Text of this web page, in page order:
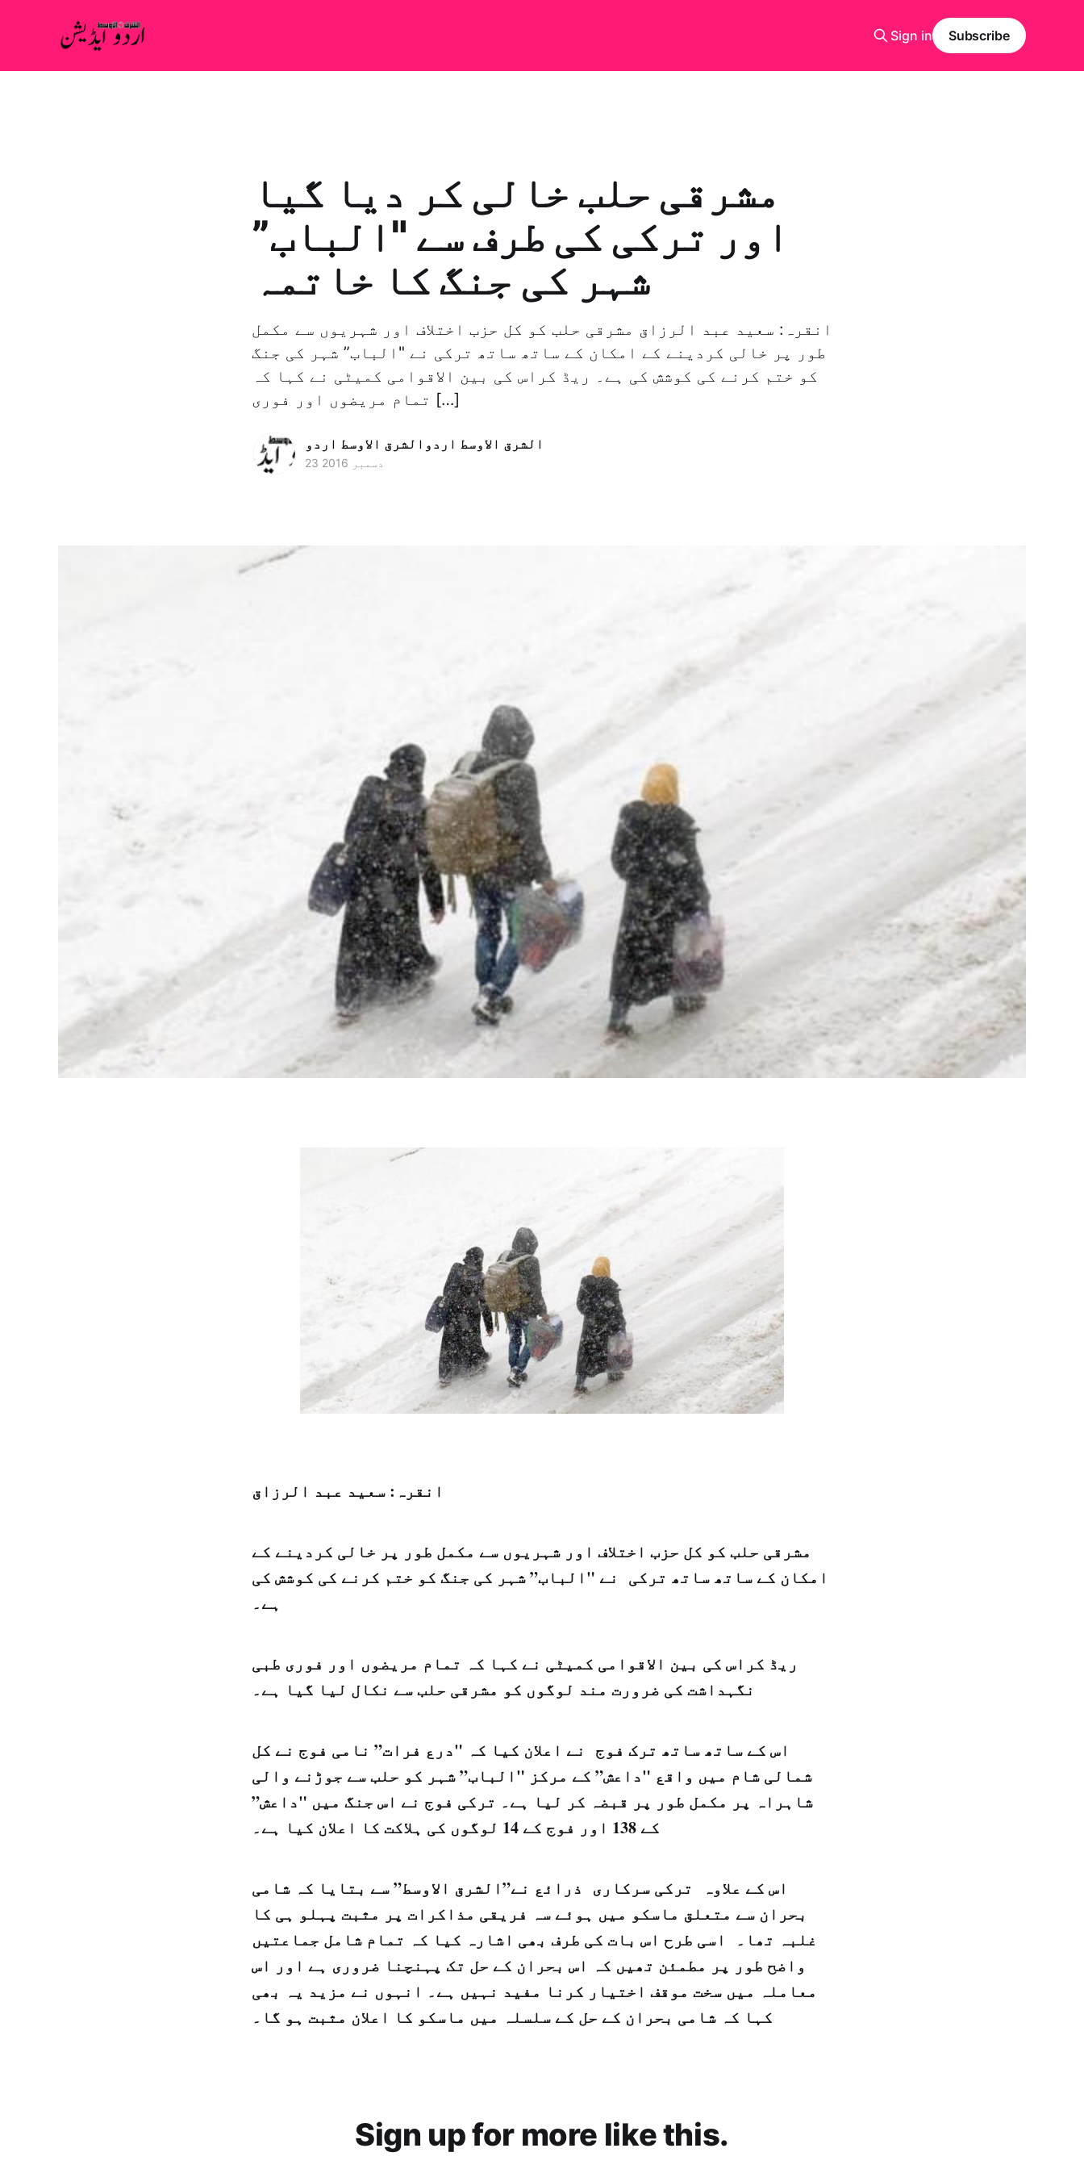
Sign in Subscribe
مشرقی حلب خالی کر دیا گیا
اور ترکی کی طرف سے "الباب”
شہر کی جنگ کا خاتمہ
انقرہ: سعید عبد الرزاق مشرقی حلب کو کل حزب اختلاف اور شہریوں سے مکمل
طور پر خالی کردینے کے امکان کے ساتھ ساتھ ترکی نے "الباب” شہر کی جنگ
کو ختم کرنے کی کوشش کی ہے۔ ریڈ کراس کی بین الاقوامی کمیٹی نے کہا کہ
تمام مریضوں اور فوری […]
الشرق الاوسط اردوالشرق الاوسط اردو
23 دسمبر 2016
انقرہ: سعید عبد الرزاق
مشرقی حلب کو کل حزب اختلاف اور شہریوں سے مکمل طور پر خالی کردینے کے
امکان کے ساتھ ساتھ ترکی نے "الباب” شہر کی جنگ کو ختم کرنے کی کوشش کی
ہے۔
ریڈ کراس کی بین الاقوامی کمیٹی نے کہا کہ تمام مریضوں اور فوری طبی
نگہداشت کی ضرورت مند لوگوں کو مشرقی حلب سے نکال لیا گیا ہے۔
اس کے ساتھ ساتھ ترک فوج نے اعلان کیا کہ "درع فرات” نامی فوج نے کل
شمالی شام میں واقع "داعش” کے مرکز "الباب” شہر کو حلب سے جوڑنے والی
شاہراہ پر مکمل طور پر قبضہ کر لیا ہے۔ ترکی فوج نے اس جنگ میں "داعش”
کے 138 اور فوج کے 14 لوگوں کی ہلاکت کا اعلان کیا ہے۔
اس کے علاوہ ترکی سرکاری ذرائع نے”الشرق الاوسط” سے بتایا کہ شامی
بحران سے متعلق ماسکو میں ہوئے سہ فریقی مذاکرات پر مثبت پہلو ہی کا
غلبہ تھا۔ اسی طرح اس بات کی طرف بھی اشارہ کیا کہ تمام شامل جماعتیں
واضح طور پر مطمئن تھیں کہ اس بحران کے حل تک پہنچنا ضروری ہے اور اس
معاملہ میں سخت موقف اختیار کرنا مفید نہیں ہے۔ انہوں نے مزید یہ بھی
کہا کہ شامی بحران کے حل کے سلسلہ میں ماسکو کا اعلان مثبت ہو گا۔
Sign up for more like this.